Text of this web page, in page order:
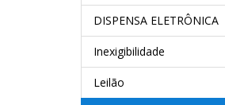
DISPENSA ELETRÔNICA
Inexigibilidade
Leilão